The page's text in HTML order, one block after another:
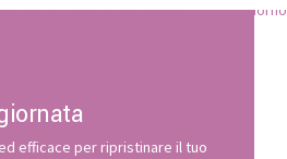
efficace per ripristinare il tuo